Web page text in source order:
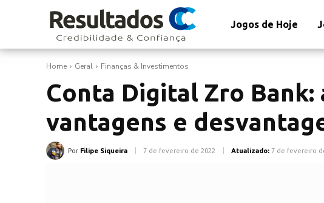
Jogos de Hoje
Home Geral Finanças & Investimentos
Conta Digital Zro Bank:
vantagens e
Por Filipe Siqueira 7 de fevereiro de 2022 Atualizado: 7 de fevereiro